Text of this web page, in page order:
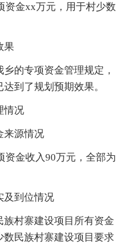
资金xx万元，用于村少数
果
的专项资金管理规定，
到了规划预期效果。
情况
来源情况
资金收入90万元，全部为
及到位情况
族村寨建设项目所有资金
民族村寨建设项目要求